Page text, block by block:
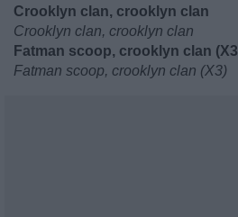
Crooklyn clan, crooklyn clan
Crooklyn clan, crooklyn clan
Fatman scoop, crooklyn clan
Fatman scoop, crooklyn clan (X3)